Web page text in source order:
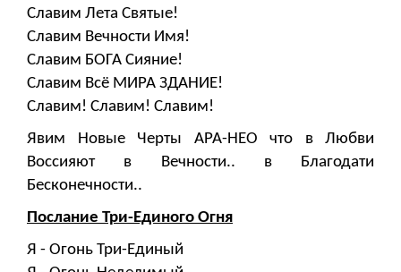
Славим Лета Святые!
Славим Вечности Имя!
Славим БОГА Сияние!
Славим Всё МИРА ЗДАНИЕ!
Славим! Славим! Славим!
Явим Новые Черты АРА-НЕО что в Любви
Воссияют в Вечности.. в Благодати
Бесконечности..
Послание Три-Единого Огня
Я - Огонь Три-Единый